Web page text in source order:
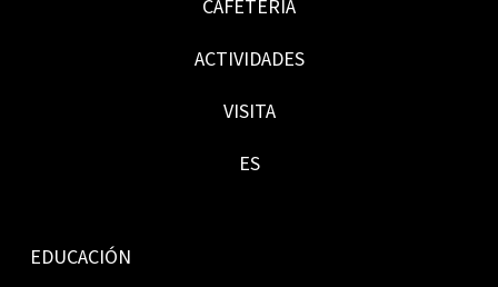
CAFETERÍA
ACTIVIDADES
VISITA
ES
EDUCACIÓN